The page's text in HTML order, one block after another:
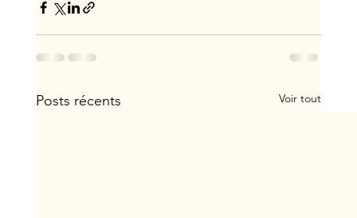
Posts récents Voir tout